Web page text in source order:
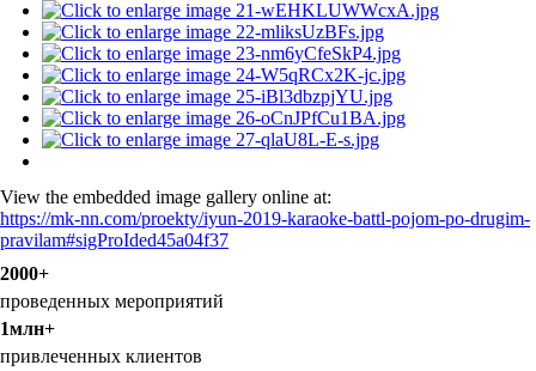
View the embedded image gallery online at:
https://mk-nn.com/proekty/iyun-2019-karaoke-battl-pojom-po-drugim-
pravilam#sigProIded45a04f37
2000+
проведенных мероприятий
1млн+
привлеченных клиентов